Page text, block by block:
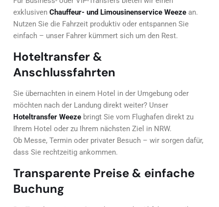
exklusiven Chauffeur- und Limousinenservice Weeze an.
Nutzen Sie die Fahrzeit produktiv oder entspannen Sie
einfach – unser Fahrer kümmert sich um den Rest.
Hoteltransfer &
Anschlussfahrten
Sie übernachten in einem Hotel in der Umgebung oder
möchten nach der Landung direkt weiter? Unser
Hoteltransfer Weeze bringt Sie vom Flughafen direkt zu
Ihrem Hotel oder zu Ihrem nächsten Ziel in NRW.
Ob Messe, Termin oder privater Besuch – wir sorgen dafür,
dass Sie rechtzeitig ankommen.
Transparente Preise & einfache
Buchung